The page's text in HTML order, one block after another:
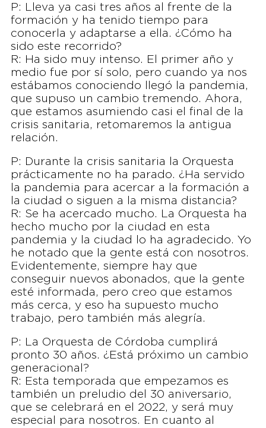
P: Lleva ya casi tres años al frente de la
formación y ha tenido tiempo para
conocerla y adaptarse a ella. ¿Cómo ha
sido este recorrido?
R: Ha sido muy intenso. El primer año y
medio fue por sí solo, pero cuando ya nos
estábamos conociendo llegó la pandemia,
que supuso un cambio tremendo. Ahora,
que estamos asumiendo casi el final de la
crisis sanitaria, retomaremos la antigua
relación.
P: Durante la crisis sanitaria la Orquesta
prácticamente no ha parado. ¿Ha servido
la pandemia para acercar a la formación a
la ciudad o siguen a la misma distancia?
R: Se ha acercado mucho. La Orquesta ha
hecho mucho por la ciudad en esta
pandemia y la ciudad lo ha agradecido. Yo
he notado que la gente está con nosotros.
Evidentemente, siempre hay que
conseguir nuevos abonados, que la gente
esté informada, pero creo que estamos
más cerca, y eso ha supuesto mucho
trabajo, pero también más alegría.
P: La Orquesta de Córdoba cumplirá
pronto 30 años. ¿Está próximo un cambio
generacional?
R: Esta temporada que empezamos es
también un preludio del 30 aniversario,
que se celebrará en el 2022, y será muy
especial para nosotros. En cuanto al